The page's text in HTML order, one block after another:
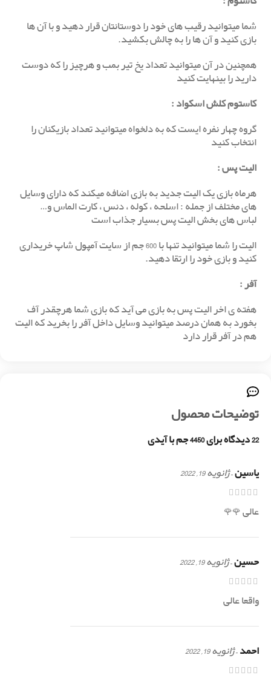
شما میتوانید رقیب های خود را دوستانتان قرار دهید و با آن ها
بازی کنید و آن ها را به چالش بکشید.
همچنین در آن میتوانید تعداد یخ تیر بمب و هرچیز را که دوست
دارید را بینهایت کنید
کاستوم کلش اسکواد :
گروه چهار نفره ایست که به دلخواه میتوانید تعداد بازیکنان را
انتخاب کنید
الیت پس:
هرماه بازی یک الیت جدید به بازی اضافه میکند که دارای وسایل
های مختلف از جمله : اسلحه ، کوله ، دنس ، کارت الماس و…
لباس های بخش الیت پس بسیار جذاب است
الیت را شما میتوانید تنها با 600 جم از سایت آمپول شاپ خریداری
کنید و بازی خود را ارتقا دهید.
آفر:
هفته ی اخر الیت پس به بازی می آید که بازی شما هرچقدر آف
بخورد به همان درصد میتوانید وسایل داخل آفر را بخرید که الیت
هم در آفر قرار دارد
توضیحات محصول
22 دیدگاه برای 4450 جم با آیدی
یاسین–ژانویه 19, 2022
عالی 🌹🌹
حسین–ژانویه 19, 2022
واقعا عالی
احمد–ژانویه 19, 2022